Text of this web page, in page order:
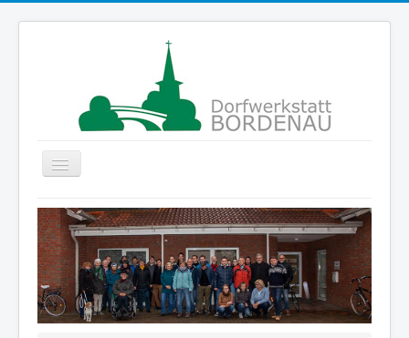
Navigation
an/aus
Startseite
Gruppen
Der Verein
Projekte